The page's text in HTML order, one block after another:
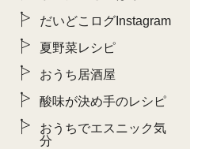
だいどこログInstagram
夏野菜レシピ
おうち居酒屋
酸味が決め手のレシピ
おうちでエスニック気
分